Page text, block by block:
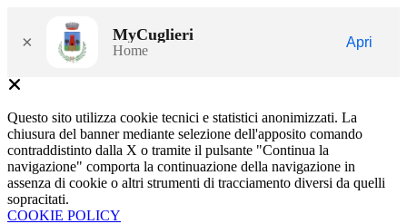
× MyCuglieri
Home
Apri
Questo sito utilizza cookie tecnici e statistici anonimizzati. La
chiusura del banner mediante selezione dell'apposito comando
contraddistinto dalla X o tramite il pulsante "Continua la
navigazione" comporta la continuazione della navigazione in
assenza di cookie o altri strumenti di tracciamento diversi da quelli
sopracitati.
COOKIE POLICY